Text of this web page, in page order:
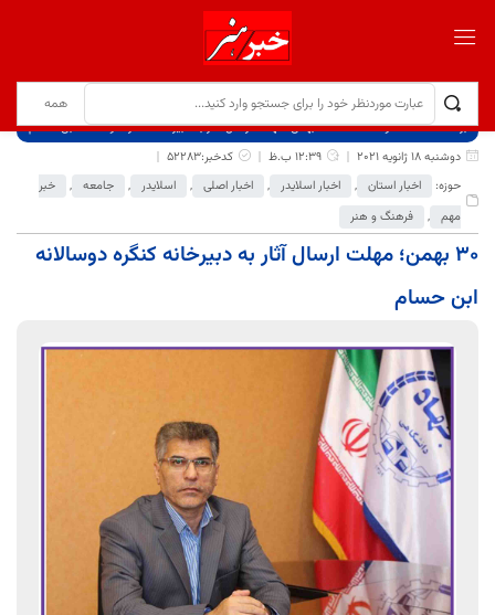
برگ نخست نوشته‌ها
۳۰ بهمن؛ مهلت ارسال آثار به دبیرخانه کنگره دوسالانه ابن حسام
دوشنبه 18 ژانویه 2021
12:39 ب.ظ
کدخبر:52283
حوزه:
اخبار استان , اخبار اسلایدر , اخبار اصلی , اسلایدر , جامعه ,
خبر
مهم , فرهنگ و هنر
۳۰ بهمن؛ مهلت ارسال آثار به دبیرخانه کنگره دوسالانه
ابن حسام